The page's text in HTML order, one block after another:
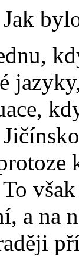
Jak
a na